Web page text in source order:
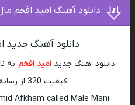
دانلود آهنگ امید افخم
دانلود آهنگ جدید
دانلود اهنگ جدیدامید افخم به
کیفیت 320 از رسانه ی
Afkham called Male Mani